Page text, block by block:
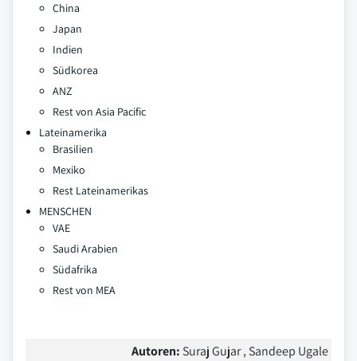
China
Japan
Indien
Südkorea
ANZ
Rest von Asia Pacific
Lateinamerika
Brasilien
Mexiko
Rest Lateinamerikas
MENSCHEN
VAE
Saudi Arabien
Südafrika
Rest von MEA
Autoren: Suraj Gujar , Sandeep Ugale